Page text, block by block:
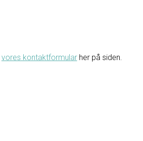
vores kontaktformular her på siden.